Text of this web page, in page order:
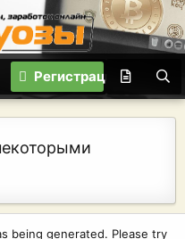
Регистрация
being generated. Please try